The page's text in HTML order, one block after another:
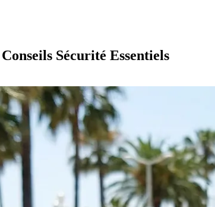
Sécurité Essentiels